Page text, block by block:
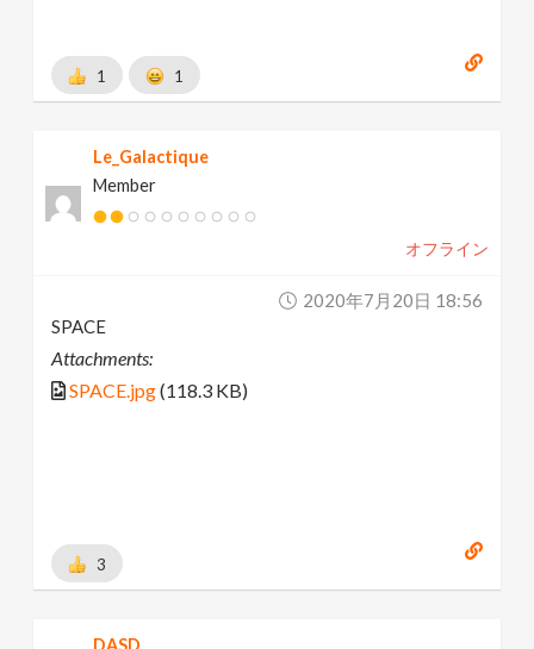
1 1
Le_Galactique
Member
オフライン
2020年7月20日 18:56
SPACE
Attachments:
SPACE.jpg(118.3 KB)
3
DASD